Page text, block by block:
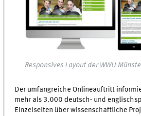
Responsives Layout der WWU
Der umfangreiche Onlineauftritt
mehr als 3.000 deutsch- und
Einzelseiten über wissenschaftliche